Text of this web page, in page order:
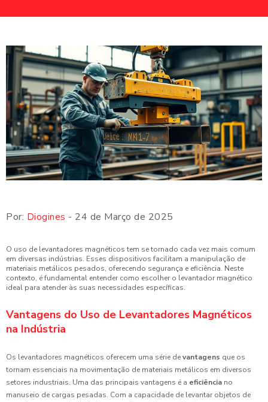
Por: Diogines - 24 de Março de 2025
O uso de levantadores magnéticos tem se tornado cada vez mais comum
em diversas indústrias. Esses dispositivos facilitam a manipulação de
materiais metálicos pesados, oferecendo segurança e eficiência. Neste
contexto, é fundamental entender como escolher o levantador magnético
ideal para atender às suas necessidades específicas.
Vantagens do Uso de Levantadores Magnéticos
na Indústria
Os levantadores magnéticos oferecem uma série devantagens que os
tornam essenciais na movimentação de materiais metálicos em diversos
setores industriais. Uma das principais vantagens é a eficiência no
manuseio de cargas pesadas. Com a capacidade de levantar objetos de